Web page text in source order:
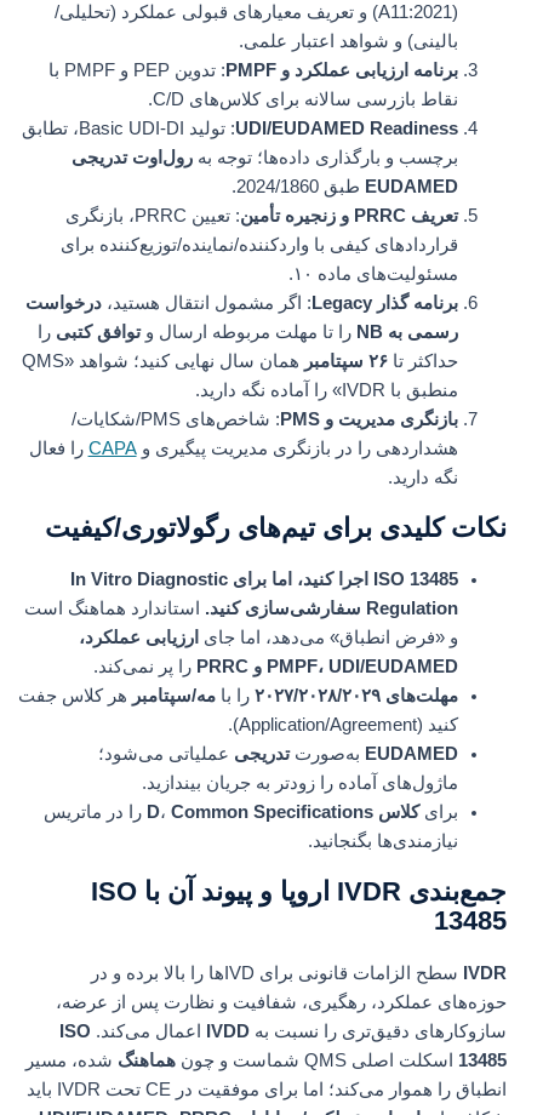
(A11:2021) و تعریف معیارهای قبولی عملکرد (تحلیلی/
بالینی) و شواهد اعتبار علمی.
برنامه ارزیابی عملکرد و PMPF
: تدوین PEP و PMPF با
نقاط بازرسی سالانه برای کلاس‌های C/D.
UDI/EUDAMED Readiness
: تولید Basic UDI-DI، تطابق
برچسب و بارگذاری داده‌ها؛ توجه بهرول‌اوت تدریجی
EUDAMEDطبق 2024/1860.
تعریف PRRC و زنجیره تأمین
: تعیین PRRC، بازنگری
قراردادهای کیفی با واردکننده/نماینده/توزیع‌کننده برای
مسئولیت‌های ماده ۱۰.
برنامه گذار Legacy
: اگر مشمول انتقال هستید،درخواست
رسمی به NB
را تا مهلت مربوطه ارسال وتوافق کتبیرا
حداکثر تا۲۶ سپتامبر
همان سال نهایی کنید؛ شواهد «QMS
منطبق با IVDR» را آماده نگه دارید.
بازنگری مدیریت و PMS
: شاخص‌های PMS/شکایات/
هشداردهی را در بازنگری مدیریت پیگیری وCAPAرا فعال
نگه دارید.
نکات کلیدی برای تیم‌های رگولاتوری/کیفیت
ISO 13485 اجرا کنید، اما برای
In Vitro Diagnostic
Regulationسفارشی‌سازی کنید.استاندارد هماهنگ است
و «فرض انطباق» می‌دهد، اما جایارزیابی عملکرد،
PMPF، UDI/EUDAMED و PRRC
را پر نمی‌کند.
مهلت‌های ۲۰۲۷/۲۰۲۸/۲۰۲۹
را بامه/سپتامبرهر کلاس جفت
کنید (Application/Agreement).
EUDAMEDبه‌صورتتدریجیعملیاتی می‌شود؛
ماژول‌های آماده را زودتر به جریان بیندازید.
برایکلاس D ،Common Specifications
را در ماتریس
نیازمندی‌ها بگنجانید.
جمع‌بندی IVDR اروپا و پیوند آن با ISO
13485
IVDR
سطح الزامات قانونی برای IVDها را بالا برده و در
حوزه‌های عملکرد، رهگیری، شفافیت و نظارت پس از عرضه،
سازوکارهای دقیق‌تری را نسبت بهIVDDاعمال می‌کند.ISO
13485اسکلت اصلی QMS شماست و چون هماهنگشده، مسیر
انطباق را هموار می‌کند؛ اما برای موفقیت در CE تحت IVDR باید